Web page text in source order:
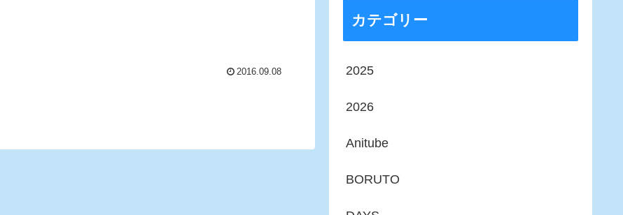
2016.09.08
カテゴリー
2025
2026
Anitube
BORUTO